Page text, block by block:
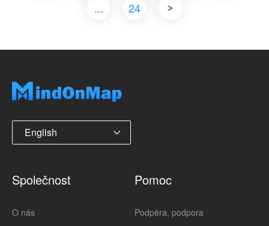
...
24
English
Společnost
O nás
Pomoc
Podpěra, podpora